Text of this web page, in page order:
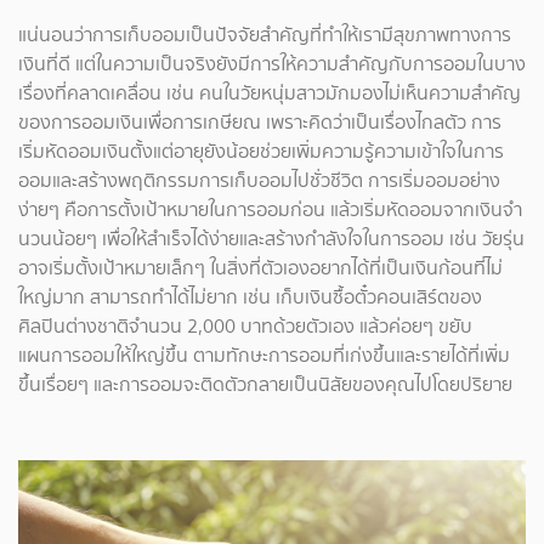
แน่นอนว่าการเก็บออมเป็นปัจจัยสำคัญที่ทำให้เรามีสุขภาพทางการ
เงินที่ดี แต่ในความเป็นจริงยังมีการให้ความสำคัญกับการออมในบาง
เรื่องที่คลาดเคลื่อน เช่น คนในวัยหนุ่มสาวมักมองไม่เห็นความสำคัญ
ของการออมเงินเพื่อการเกษียณ เพราะคิดว่าเป็นเรื่องไกลตัว การ
เริ่มหัดออมเงินตั้งแต่อายุยังน้อยช่วยเพิ่มความรู้ความเข้าใจในการ
ออมและสร้างพฤติกรรมการเก็บออมไปชั่วชีวิต การเริ่มออมอย่าง
ง่ายๆ คือการตั้งเป้าหมายในการออมก่อน แล้วเริ่มหัดออมจากเงินจำ
นวนน้อยๆ เพื่อให้สำเร็จได้ง่ายและสร้างกำลังใจในการออม เช่น วัยรุ่น
อาจเริ่มตั้งเป้าหมายเล็กๆ ในสิ่งที่ตัวเองอยากได้ที่เป็นเงินก้อนที่ไม่
ใหญ่มาก สามารถทำได้ไม่ยาก เช่น เก็บเงินซื้อตั๋วคอนเสิร์ตของ
ศิลปินต่างชาติจำนวน 2,000 บาทด้วยตัวเอง แล้วค่อยๆ ขยับ
แผนการออมให้ใหญ่ขึ้น ตามทักษะการออมที่เก่งขึ้นและรายได้ที่เพิ่ม
ขึ้นเรื่อยๆ และการออมจะติดตัวกลายเป็นนิสัยของคุณไปโดยปริยาย